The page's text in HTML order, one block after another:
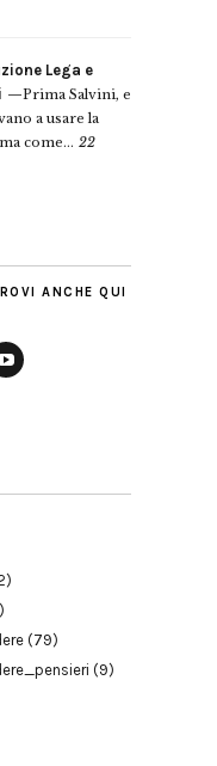
Lega e
Prima Salvini, e
a usare la
come... 22
ANCHE QUI
(79)
(9)